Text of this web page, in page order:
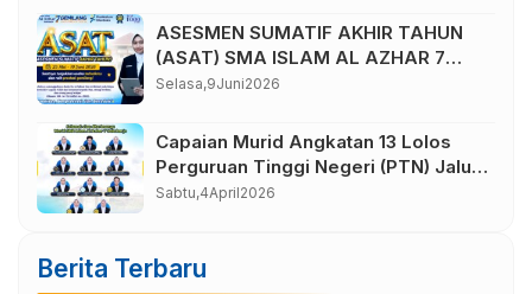
ASESMEN SUMATIF AKHIR TAHUN
(ASAT) SMA ISLAM AL AZHAR 7
TAHUN AJARAN 2025/2026
Selasa,9Juni2026
Capaian Murid Angkatan 13 Lolos
Perguruan Tinggi Negeri (PTN) Jalur
Seleksi Nasional Berdasarkan
Sabtu,4April2026
Berita Terbaru